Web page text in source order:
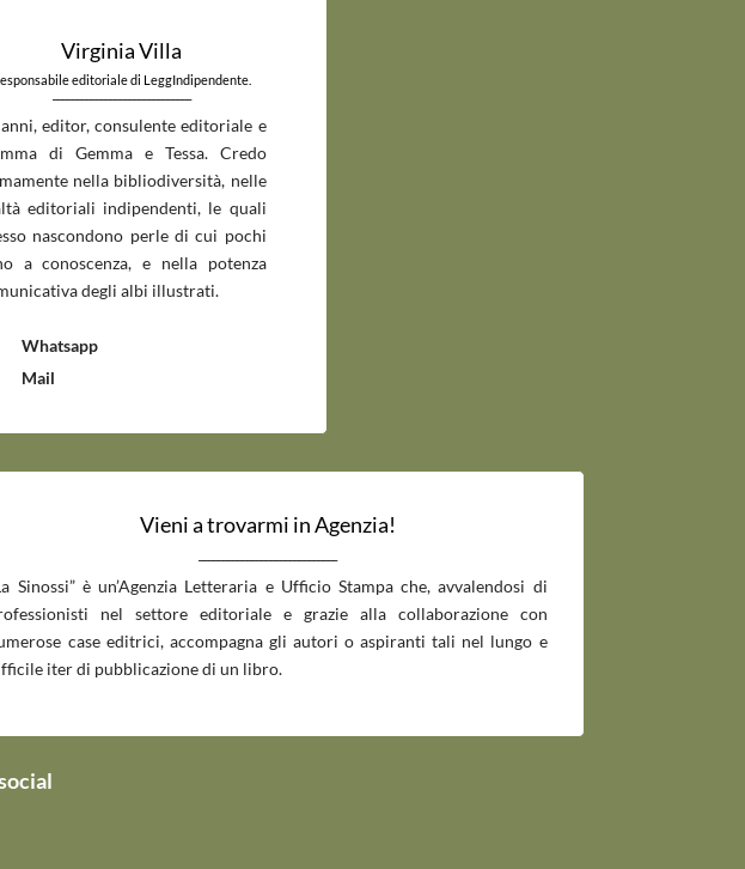
Virginia Villa
editoriale di LeggIndipendente.
_____________________________
editor, consulente editoriale e
di Gemma e Tessa. Credo
nella bibliodiversità, nelle
editoriali indipendenti, le quali
nascondono perle di cui pochi
a conoscenza, e nella potenza
degli albi illustrati.
Whatsapp
Mail
Vieni a trovarmi in Agenzia!
Sinossi” è un’Agenzia Letteraria e Ufficio Stampa che, avvalendosi di
nel settore editoriale e grazie alla collaborazione con
case editrici, accompagna gli autori o aspiranti tali nel lungo e
iter di pubblicazione di un libro.